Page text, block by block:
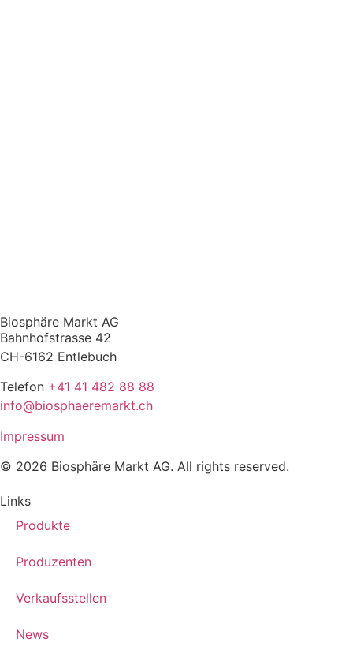
Biosphäre Markt AG
Bahnhofstrasse 42
CH-6162 Entlebuch
Telefon +41 41 482 88 88
info@biosphaeremarkt.ch
Impressum
© 2026 Biosphäre Markt AG. All rights reserved.
Links
Produkte
Produzenten
Verkaufsstellen
News